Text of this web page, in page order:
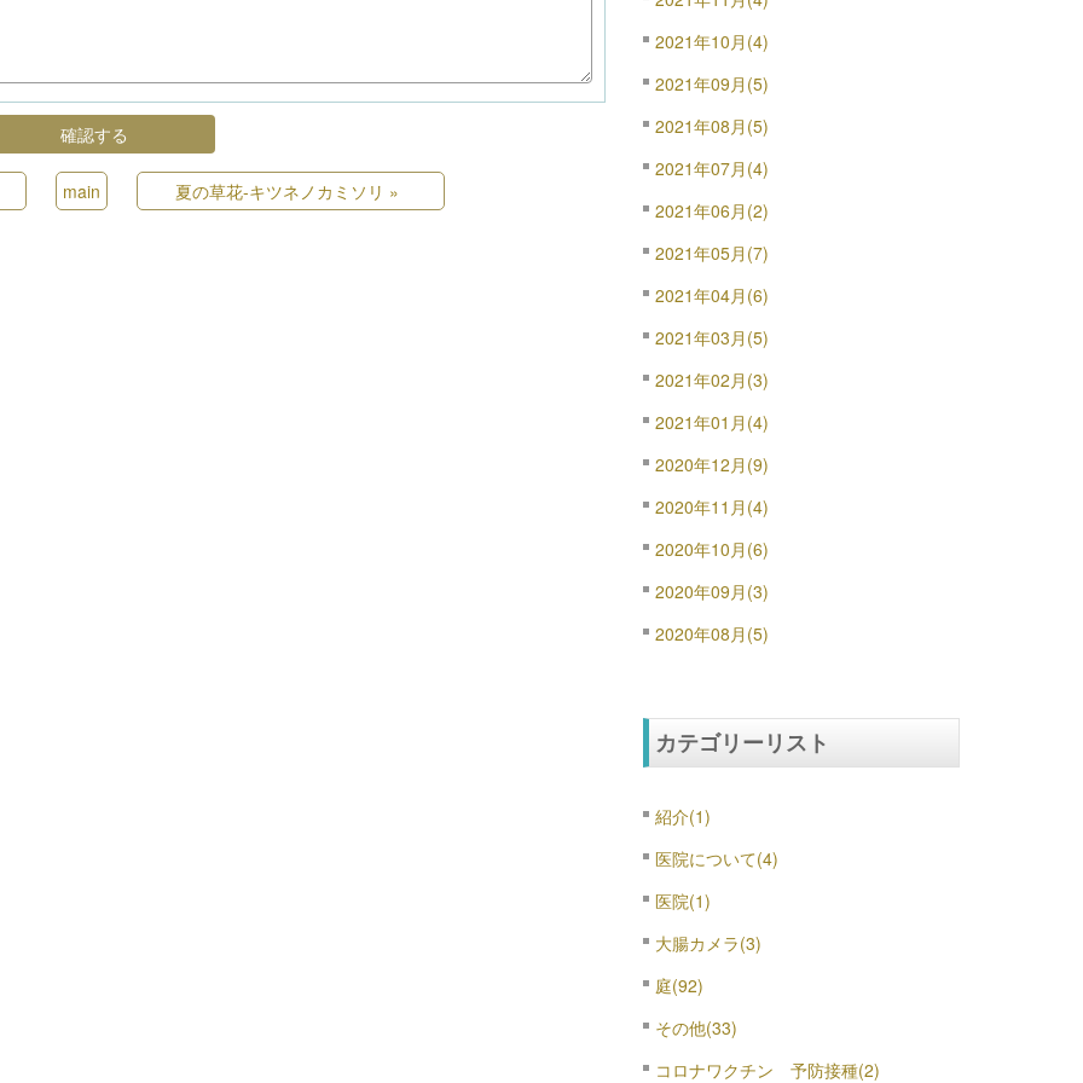
main 夏の草花-キツネノカミソリ »
2021年10月(4)
2021年09月(5)
2021年08月(5)
2021年07月(4)
2021年06月(2)
2021年05月(7)
2021年04月(6)
2021年03月(5)
2021年02月(3)
2021年01月(4)
2020年12月(9)
2020年11月(4)
2020年10月(6)
2020年09月(3)
2020年08月(5)
カテゴリーリスト
紹介(1)
医院について(4)
医院(1)
大腸カメラ(3)
庭(92)
その他(33)
コロナワクチン 予防接種(2)